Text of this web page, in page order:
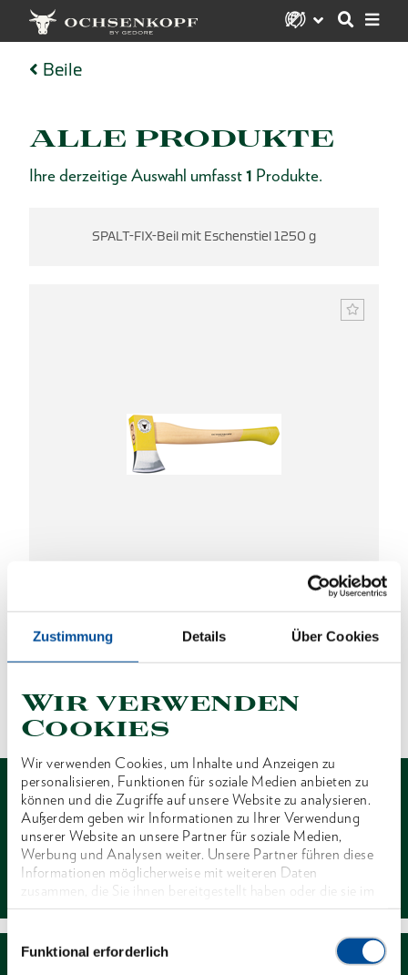
Zustimmung Details Über Cookies
Wir verwenden
Cookies
Wir verwenden Cookies, um Inhalte und Anzeigen zu
personalisieren, Funktionen für soziale Medien anbieten zu
können und die Zugriffe auf unsere Website zu analysieren.
Außerdem geben wir Informationen zu Ihrer Verwendung
unserer Website an unsere Partner für soziale Medien,
Werbung und Analysen weiter. Unsere Partner führen diese
Informationen möglicherweise mit weiteren Daten
zusammen, die Sie ihnen bereitgestellt haben oder die sie im
Rahmen Ihrer Nutzung der Dienste gesammelt haben. Unsere
Einwilligungsauswahl
Funktional erforderlich
Beile
ALLE PRODUKTE
Ihre derzeitige Auswahl umfasst1 Produkte.
SPALT-FIX-Beil mit Eschenstiel 1250 g
SPALT-FIX-Beil mit Eschenstiel 1250 g
Preis auf Anfrage
Kontakt